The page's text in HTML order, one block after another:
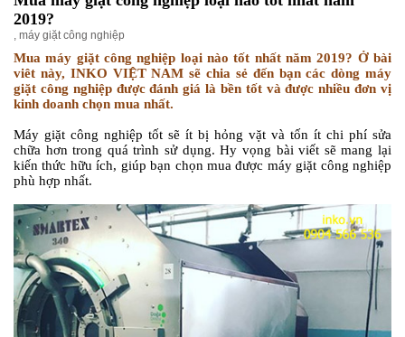
2019?
máy giặt công nghiệp
Mua máy giặt công nghiệp loại nào tốt nhất năm 2019? Ở bài
viêt này, INKO VIỆT NAM sẽ chia sẻ đến bạn các dòng máy
giặt công nghiệp được đánh giá là bền tốt và được nhiều đơn vị
kinh doanh chọn mua nhất.
Máy giặt công nghiệp tốt sẽ ít bị hỏng vặt và tốn ít chi phí sửa
chữa hơn trong quá trình sử dụng. Hy vọng bài viết sẽ mang lại
kiến thức hữu ích, giúp bạn chọn mua được máy giặt công nghiệp
phù hợp nhất.